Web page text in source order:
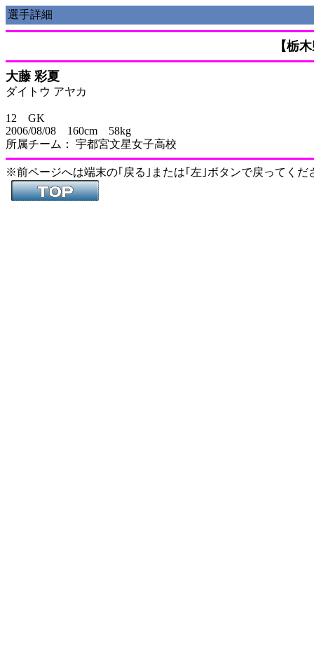
選手詳細
【栃
大藤 彩夏
ダイトウ アヤカ
12 GK
2006/08/08 160cm 58kg
所属チーム： 宇都宮文星女子高校
※前ページへは端末の｢戻る｣または｢左｣ボタンで戻ってくだ